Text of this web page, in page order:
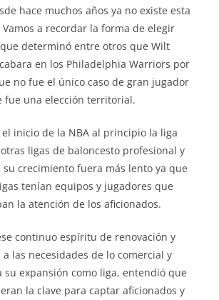
hace muchos años ya no existe esta
a recordar la forma de elegir
determinó entre otros que Wilt
en los Philadelphia Warriors por
no fue el único caso de gran jugador
fue una elección territorial.
el inicio de la NBA al principio la liga
ligas de baloncesto profesional y
su crecimiento fuera más lento ya que
tenían equipos y jugadores que
la atención de los aficionados.
continuo espíritu de renovación y
las necesidades de lo comercial y
su expansión como liga, entendió que
la clave para captar aficionados y